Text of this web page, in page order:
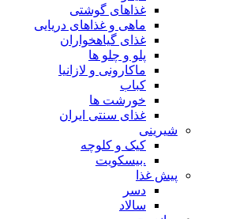
غذاهای گوشتی
ماهی و غذاهای دریایی
غذای گیاهخواران
پلو و چلو ها
ماکارونی و لازانیا
کباب
خورشت ها
غذای سنتی ایران
شیرینی
کیک و کلوچه
.بیسکویت
پیش غذا
دسر
سالاد